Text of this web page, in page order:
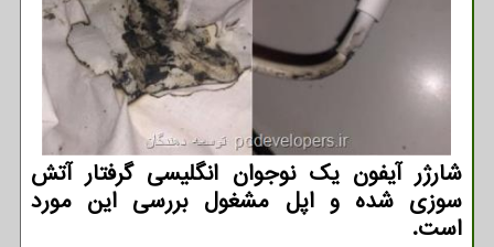
شارژر آیفون یک نوجوان انگلیسی گرفتار آتش
سوزی شده و اپل مشغول بررسی این مورد
است.